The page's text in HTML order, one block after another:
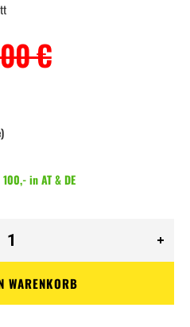
€
in AT & DE
WARENKORB